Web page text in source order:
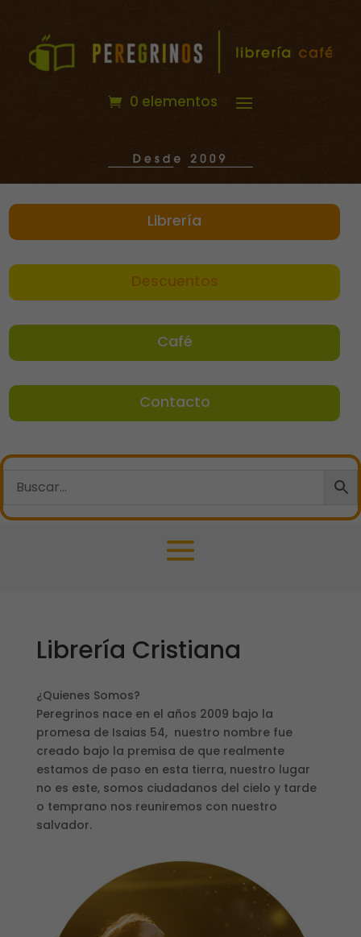
0 elementos
Librería
Descuentos
Café
Contacto
Librería Cristiana
¿Quienes Somos?
Peregrinos nace en el años 2009 bajo la
promesa de Isaias 54, nuestro nombre fue
creado bajo la premisa de que realmente
estamos de paso en esta tierra, nuestro lugar
no es este, somos ciudadanos del cielo y tarde
o temprano nos reuniremos con nuestro
salvador.